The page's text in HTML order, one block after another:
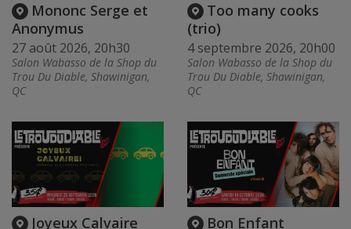
Mononc Serge et
Anonymus
27 août 2026, 20h30
Salon Wabasso de la Shop du
Trou Du Diable, Shawinigan,
QC
Too many cooks
(trio)
4 septembre 2026, 20h00
Salon Wabasso de la Shop du
Trou Du Diable, Shawinigan,
QC
Joyeux Calvaire Bon Enfant